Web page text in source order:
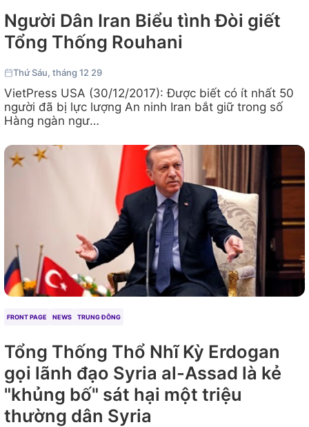
Người Dân Iran Biểu tình Đòi giết
Tổng Thống Rouhani
Thứ Sáu, tháng 12 29
VietPress USA (30/12/2017): Được biết có ít nhất 50
người đã bị lực lượng An ninh Iran bắt giữ trong số
Hàng ngàn ngư…
FRONT PAGE NEWS TRUNG ĐÔNG
Tổng Thống Thổ Nhĩ Kỳ Erdogan
gọi lãnh đạo Syria al-Assad là kẻ
"khủng bố" sát hại một triệu
thường dân Syria